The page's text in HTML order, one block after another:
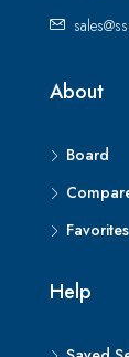
About
Board
Favorites
Help